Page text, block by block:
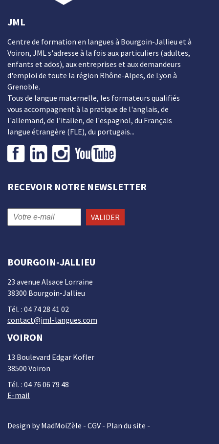
JML
Centre de formation en langues à Bourgoin-Jallieu et à
Voiron, JML s'adresse à la fois aux particuliers (adultes,
enfants et ados), aux entreprises et aux demandeurs
d'emploi de toute la région Rhône-Alpes, de Lyon à
Grenoble.
Tous de langue maternelle, les formateurs qualifiés
vous accompagnent à la pratique de l'anglais, de
l'allemand, de l'italien, de l'espagnol, du Français
langue étrangère (FLE), du portugais...
RECEVOIR NOTRE NEWSLETTER
VALIDER
BOURGOIN-JALLIEU
23 avenue Alsace Lorraine
38300 Bourgoin-Jallieu
Tél. : 04 74 28 41 02
contact@jml-langues.com
VOIRON
13 Boulevard Edgar Kofler
38500 Voiron
Tél. : 04 76 06 79 48
E-mail
Design by MadMoiZèle - CGV - Plan du site -